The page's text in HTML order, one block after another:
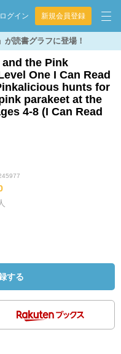
ログイン 新規会員登録
が読書グラフに登場！
the Pink
One I Can Read
hunts for
parakeet at the
4-8 (I Can Read
する